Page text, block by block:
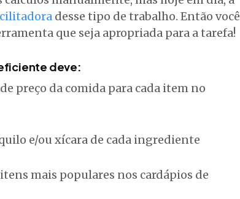
desse tipo de trabalho. Então você
que seja apropriada para a tarefa!
deve:
preço da comida para cada item no
e/ou xícara de cada ingrediente
mais populares nos cardápios de